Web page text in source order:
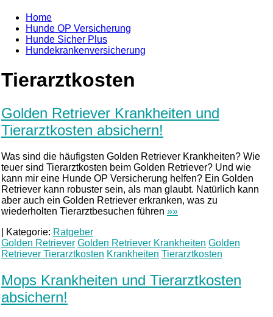
Home
Hunde OP Versicherung
Hunde Sicher Plus
Hundekrankenversicherung
Tierarztkosten
Golden Retriever Krankheiten und
Tierarztkosten absichern!
Was sind die häufigsten Golden Retriever Krankheiten? Wie
teuer sind Tierarztkosten beim Golden Retriever? Und wie
kann mir eine Hunde OP Versicherung helfen? Ein Golden
Retriever kann robuster sein, als man glaubt. Natürlich kann
aber auch ein Golden Retriever erkranken, was zu
wiederholten Tierarztbesuchen führen »»
Kategorie: Ratgeber
Golden Retriever Golden Retriever Krankheiten Golden
Retriever Tierarztkosten Krankheiten Tierarztkosten
Mops Krankheiten und Tierarztkosten
absichern!